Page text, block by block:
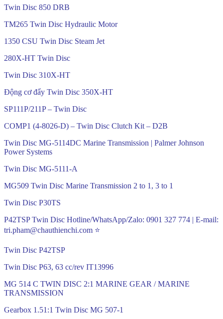
Twin Disc 850 DRB
TM265 Twin Disc Hydraulic Motor
1350 CSU Twin Disc Steam Jet
280X-HT Twin Disc
Twin Disc 310X-HT
Động cơ đẩy Twin Disc 350X-HT
SP111P/211P – Twin Disc
COMP1 (4-8026-D) – Twin Disc Clutch Kit – D2B
Twin Disc MG-5114DC Marine Transmission | Palmer Johnson
Power Systems
Twin Disc MG-5111-A
MG509 Twin Disc Marine Transmission 2 to 1, 3 to 1
Twin Disc P30TS
P42TSP Twin Disc Hotline/WhatsApp/Zalo: 0901 327 774 | E-mail:
tri.pham@chauthienchi.com ⭐
Twin Disc P42TSP
Twin Disc P63, 63 cc/rev IT13996
MG 514 C TWIN DISC 2:1 MARINE GEAR / MARINE
TRANSMISSION
Gearbox 1.51:1 Twin Disc MG 507-1